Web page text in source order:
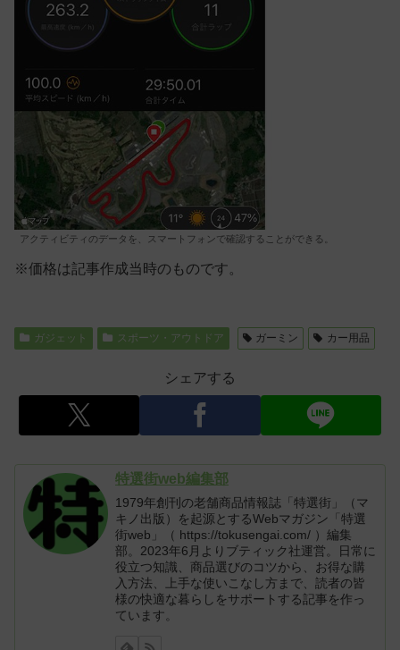
アクティビティのデータを、スマートフォンで確認することができる。
※価格は記事作成当時のものです。
ガジェット スポーツ・アウトドア ガーミン カー用品
シェアする
特選街web編集部
1979年創刊の老舗商品情報誌「特選街」（マ
キノ出版）を起源とするWebマガジン「特選
街web」（ https://tokusengai.com/ ）編集
部。2023年6月よりブティック社運営。日常に
役立つ知識、商品選びのコツから、お得な購
入方法、上手な使いこなし方まで、読者の皆
様の快適な暮らしをサポートする記事を作っ
ています。